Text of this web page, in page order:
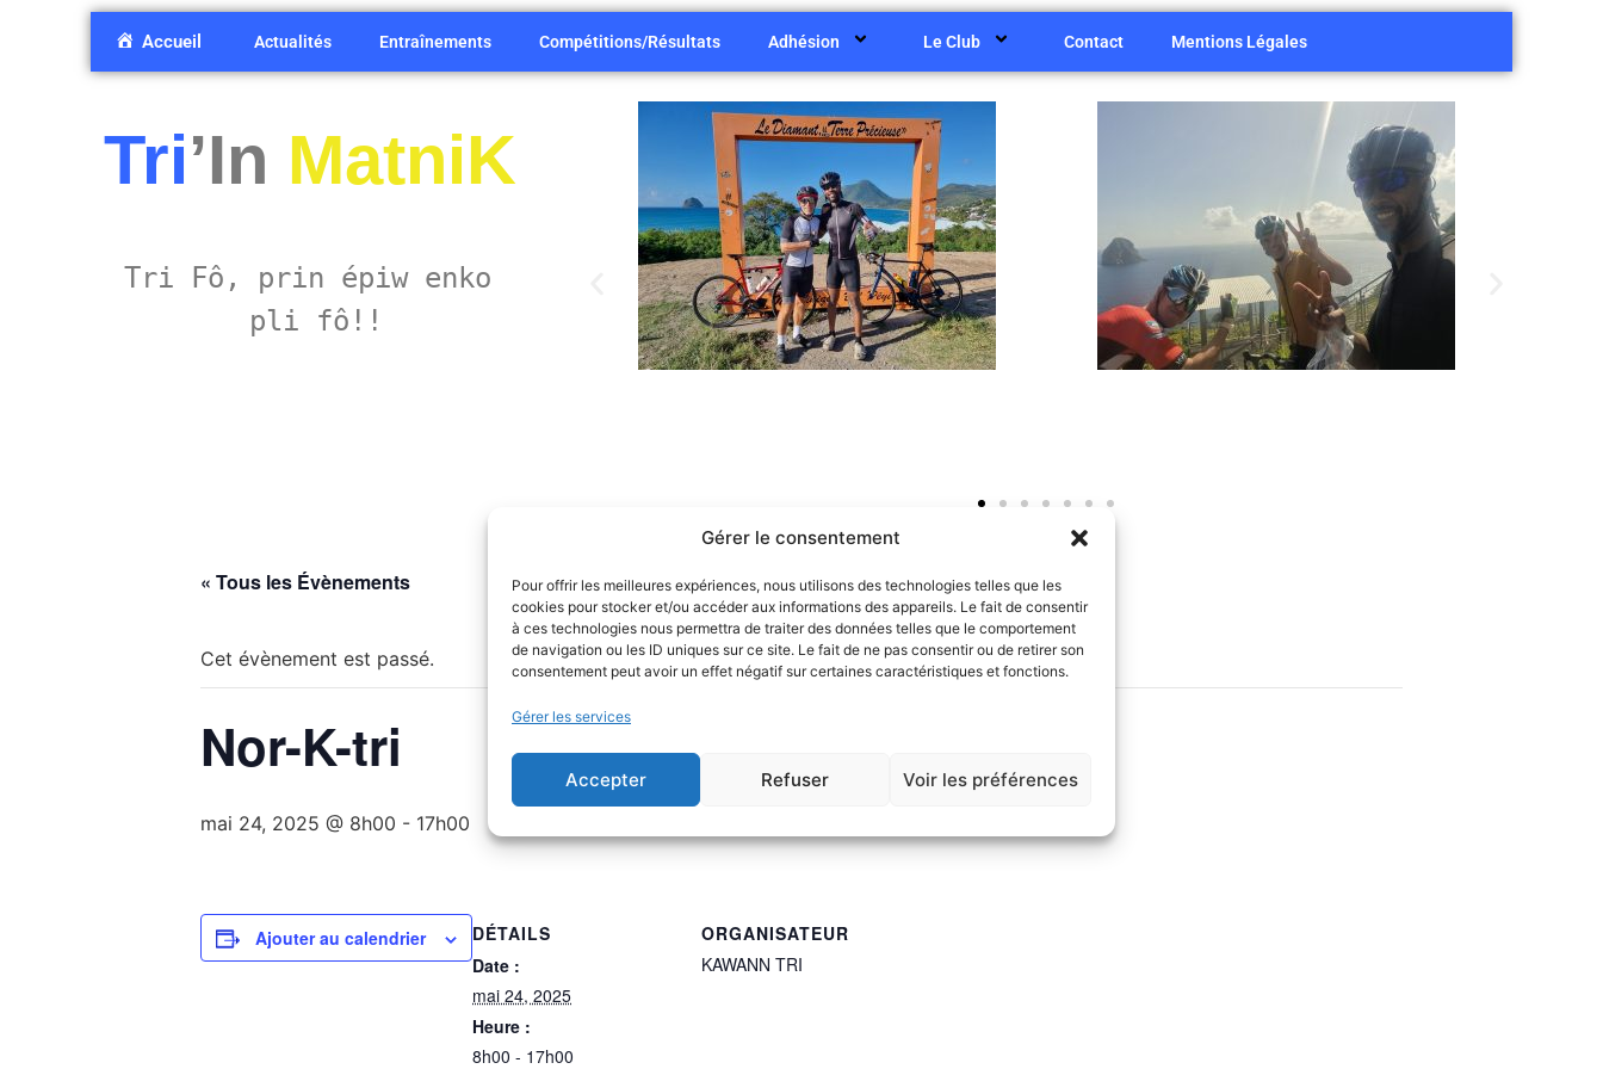
Gérer le consentement
Pour offrir les meilleures expériences, nous utilisons des technologies telles que les
cookies pour stocker et/ou accéder aux informations des appareils. Le fait de consentir
à ces technologies nous permettra de traiter des données telles que le comportement
de navigation ou les ID uniques sur ce site. Le fait de ne pas consentir ou de retirer son
consentement peut avoir un effet négatif sur certaines caractéristiques et fonctions.
Gérer les services
Accepter Refuser Voir les préférences
Accueil Actualités Entraînements Compétitions/Résultats Adhésion Le Club Contact Mentions Légales
Tri’In MatniK
Tri Fô, prin épiw enko
pli fô!!
« Tous les Évènements
Cet évènement est passé.
Nor-K-tri
mai 24, 2025 @ 8h00 - 17h00
Ajouter au calendrier
DÉTAILS
Date :
mai 24, 2025
Heure :
8h00 - 17h00
ORGANISATEUR
KAWANN TRI